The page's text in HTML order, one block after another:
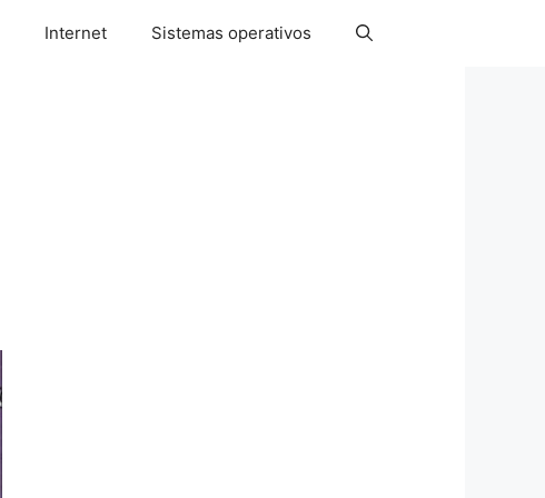
Internet Sistemas operativos